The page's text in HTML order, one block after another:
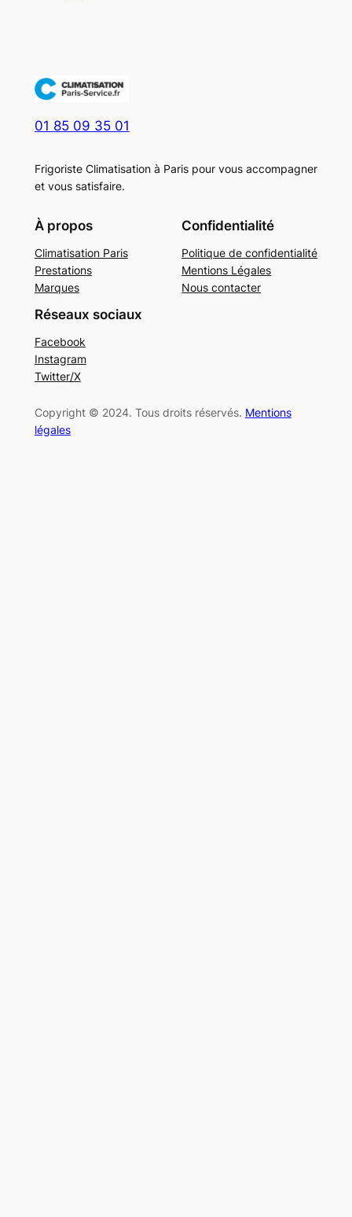
01 85 09 35 01
Frigoriste Climatisation à Paris pour vous accompagner
et vous satisfaire.
À propos
Climatisation Paris
Prestations
Marques
Confidentialité
Politique de confidentialité
Mentions Légales
Nous contacter
Réseaux sociaux
Facebook
Instagram
Twitter/X
Copyright © 2024. Tous droits réservés. Mentions
légales